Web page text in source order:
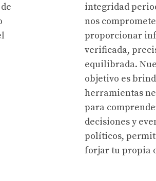
integridad
nos
proporcionar
verificada,
equilibrada.
objetivo es
herramientas
para
decisiones y
políticos,
forjar tu propia